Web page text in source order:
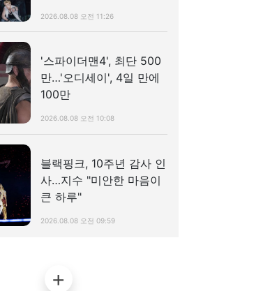
2026.08.08 오전 11:26
'스파이더맨4', 최단 500
만…'오디세이', 4일 만에
100만
2026.08.08 오전 10:08
블랙핑크, 10주년 감사 인
사…지수 "미안한 마음이
큰 하루"
2026.08.08 오전 09:59